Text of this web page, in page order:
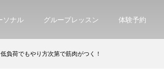
ソナル グループレッスン 体験予約
低負荷でもやり方次第で筋肉がつく！